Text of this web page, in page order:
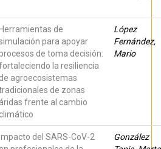
Herramientas de
para apoyar
de toma decisión:
la resiliencia
de agroecosistemas
de zonas
áridas frente al cambio
climático
López
Fernández,
Mario
Impacto del SARS-CoV-2
González